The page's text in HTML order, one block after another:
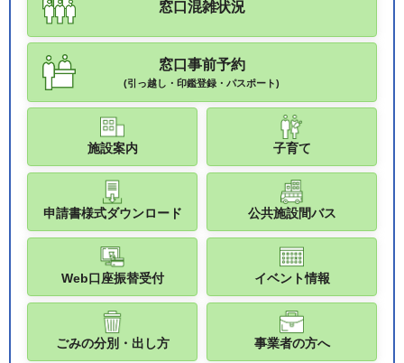
窓口混雑状況
窓口事前予約
(引っ越し・印鑑登録・パスポート)
施設案内 子育て
申請書様式ダウンロード 公共施設間バス
Web口座振替受付 イベント情報
ごみの分別・出し方 事業者の方へ